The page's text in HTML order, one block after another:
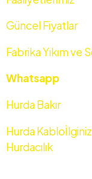
Güncel Fiyatlar
Fabrika Yıkım ve
Whatsapp
Hurda Bakır
Hurda Kablo
Hurdacılık